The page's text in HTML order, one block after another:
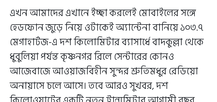
এখন আমাদের এখানে ইচ্ছা করলেই মোবাইলের সঙ্গে
হেডফোন জুড়ে নিয়ে ওটাকেই অ্যান্টেনা বানিয়ে ১০৩.৭
মেগাহার্টজ-এ দশ কিলোমিটার ব্যাসার্ধে বাদকুল্লা থেকে
ধুবুলিয়া পর্যন্ত কৃষ্ণনগর রিলে সেন্টারের কোনও
আজেবাজে আওয়াজবিহীন সুন্দর শ্রুতিমধুর রেডিয়ো
অনায়াসে চলে আসে। তবে আরও সুখবর, দশ